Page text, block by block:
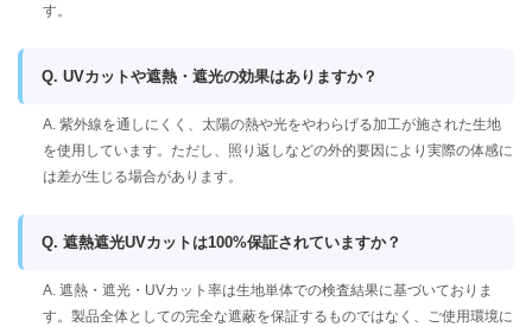
す。
Q. UVカットや遮熱・遮光の効果はありますか？
A. 紫外線を通しにくく、太陽の熱や光をやわらげる加工が施された生地
を使用しています。ただし、照り返しなどの外的要因により実際の体感に
は差が生じる場合があります。
Q. 遮熱遮光UVカットは100%保証されていますか？
A. 遮熱・遮光・UVカット率は生地単体での検査結果に基づいておりま
す。製品全体としての完全な遮蔽を保証するものではなく、ご使用環境に